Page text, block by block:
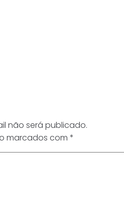
não será publicado.
marcados com *